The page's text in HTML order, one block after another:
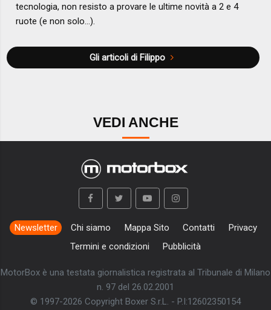
tecnologia, non resisto a provare le ultime novità a 2 e 4
ruote (e non solo...).
Gli articoli di Filippo
VEDI ANCHE
Newsletter Chi siamo Mappa Sito Contatti
Privacy
Termini e condizioni
Pubblicità
MotorBox è una testata giornalistica registrata al Tribunale di Milano
n. 97 del 26.02.2001
© 1997-2026 Copyright Boxer S.r.L. - P.I:12602350154